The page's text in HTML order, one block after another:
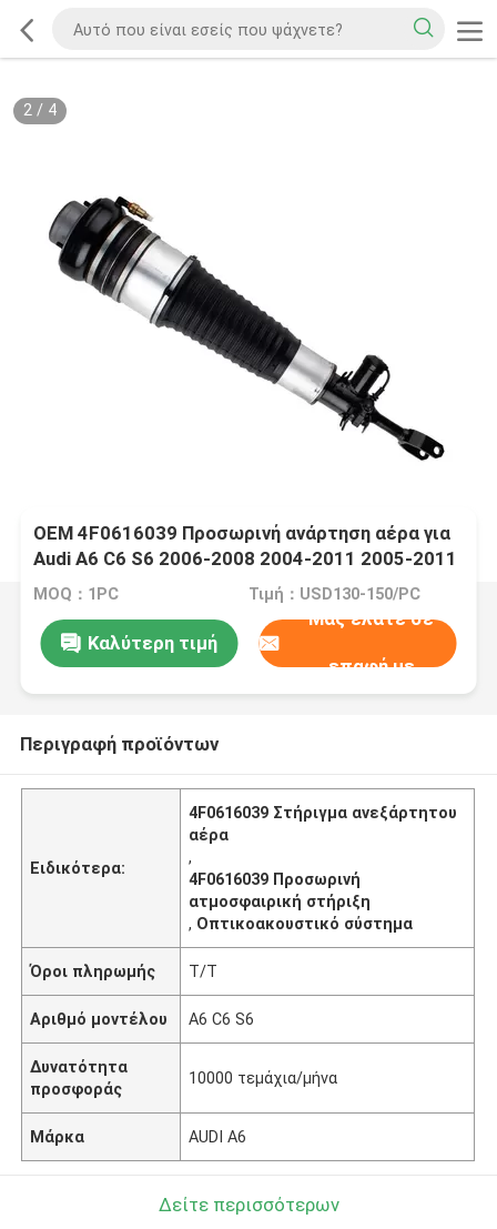
2/ 4
OEM 4F0616039 Προσωρινή ανάρτηση αέρα για
Audi A6 C6 S6 2006-2008 2004-2011 2005-2011
MOQ：1PC Τιμή：USD130-150/PC
Καλύτερη τιμή
Μας ελάτε σε
επαφή με
Περιγραφή προϊόντων
Ειδικότερα:
4F0616039 Στήριγμα ανεξάρτητου
αέρα
,
4F0616039 Προσωρινή
ατμοσφαιρική στήριξη
, Οπτικοακουστικό σύστημα
Όροι πληρωμής Τ/Τ
Αριθμό μοντέλου Α6 C6 S6
Δυνατότητα
προσφοράς
10000 τεμάχια/μήνα
Μάρκα AUDI A6
Δείτε περισσότερων